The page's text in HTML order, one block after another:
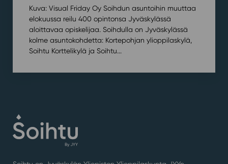
Kuva: Visual Friday Oy Soihdun asuntoihin muuttaa
elokuussa reilu 400 opintonsa Jyväskylässä
aloittavaa opiskelijaa. Soihdulla on Jyväskylässä
kolme asuntokohdetta: Kortepohjan ylioppilaskylä,
Soihtu Korttelikylä ja Soihtu...